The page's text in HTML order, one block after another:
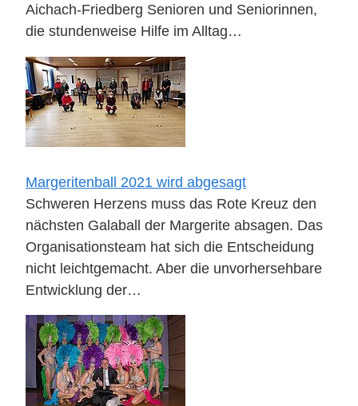
Aichach-Friedberg Senioren und Seniorinnen,
die stundenweise Hilfe im Alltag…
Margeritenball 2021 wird abgesagt
Schweren Herzens muss das Rote Kreuz den
nächsten Galaball der Margerite absagen. Das
Organisationsteam hat sich die Entscheidung
nicht leichtgemacht. Aber die unvorhersehbare
Entwicklung der…